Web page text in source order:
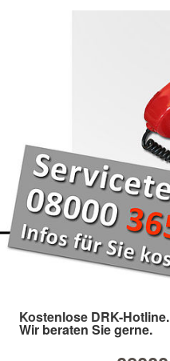
Kostenlose DRK-Hotline.
Wir beraten Sie gerne.